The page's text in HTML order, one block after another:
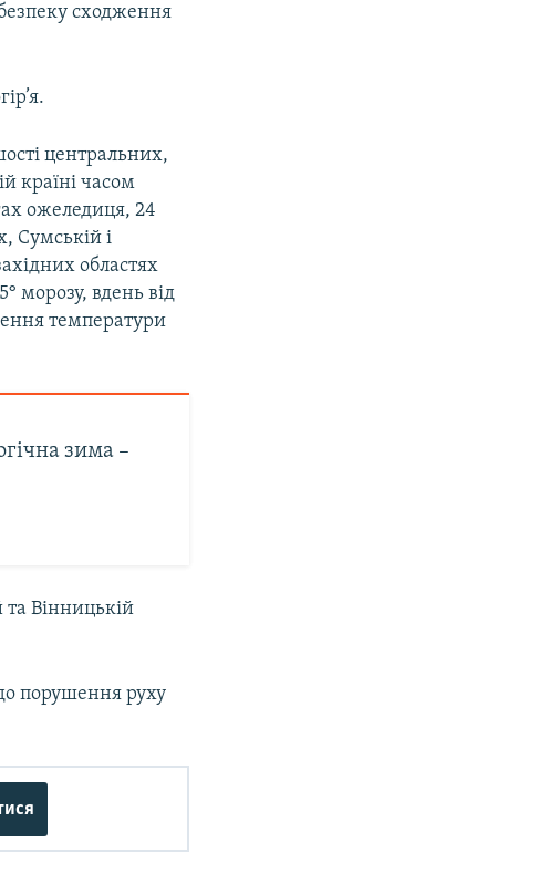
сходження
центральних,
країні часом
ожеледиця, 24
Сумській і
областях
морозу, вдень від
температури
зима –
та Вінницькій
порушення руху